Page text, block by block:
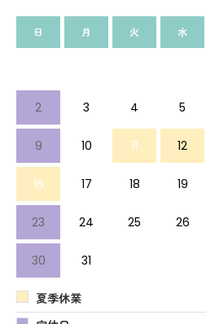
日 月 火 水
2 3 4 5
9 10 11 12
16 17 18 19
23 24 25 26
30 31
夏季休業